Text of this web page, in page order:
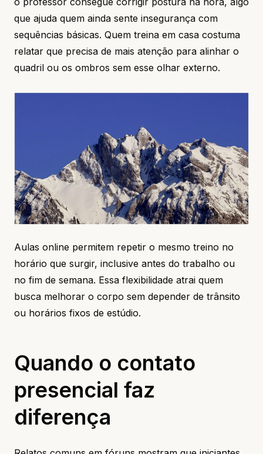
que ajuda quem ainda sente insegurança com
sequências básicas. Quem treina em casa costuma
relatar que precisa de mais atenção para alinhar o
quadril ou os ombros sem esse olhar externo.
Aulas online permitem repetir o mesmo treino no
horário que surgir, inclusive antes do trabalho ou
no fim de semana. Essa flexibilidade atrai quem
busca melhorar o corpo sem depender de trânsito
ou horários fixos de estúdio.
Quando o contato
presencial faz
diferença